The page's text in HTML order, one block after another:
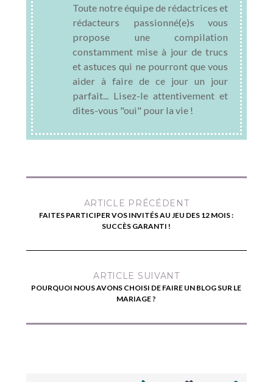
Toute notre équipe de rédactrices et
rédacteurs passionné(e)s vous
propose une compilation
constamment mise à jour de trucs
et astuces qui ne pourront que vous
aider à faire de ce jour un jour
parfait... Lisez-le attentivement et
dites-vous "oui" pour la vie !
ARTICLE PRÉCÉDENT
FAITES PARTICIPER VOS INVITÉS AU JEU DES 12 MOIS :
SUCCÈS GARANTI !
ARTICLE SUIVANT
POURQUOI NOUS AVONS CHOISI DE FAIRE UN BLOG SUR LE
MARIAGE ?